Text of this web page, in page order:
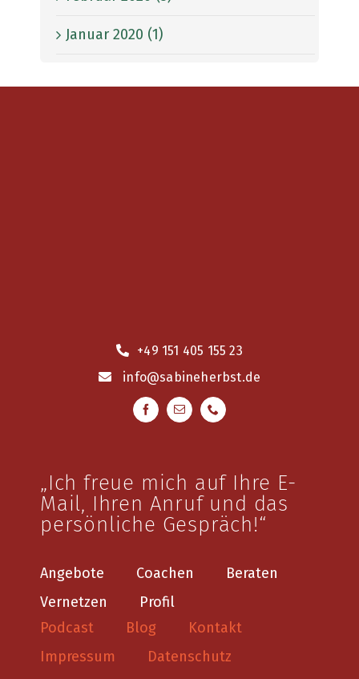
Januar 2020 (1)
+49 151 405 155 23
info@sabineherbst.de
„Ich freue mich auf Ihre E-
Mail, Ihren Anruf und das
persönliche Gespräch!“
Angebote Coachen
Beraten
Vernetzen
Profil
Podcast
Blog
Kontakt
Impressum
Datenschutz